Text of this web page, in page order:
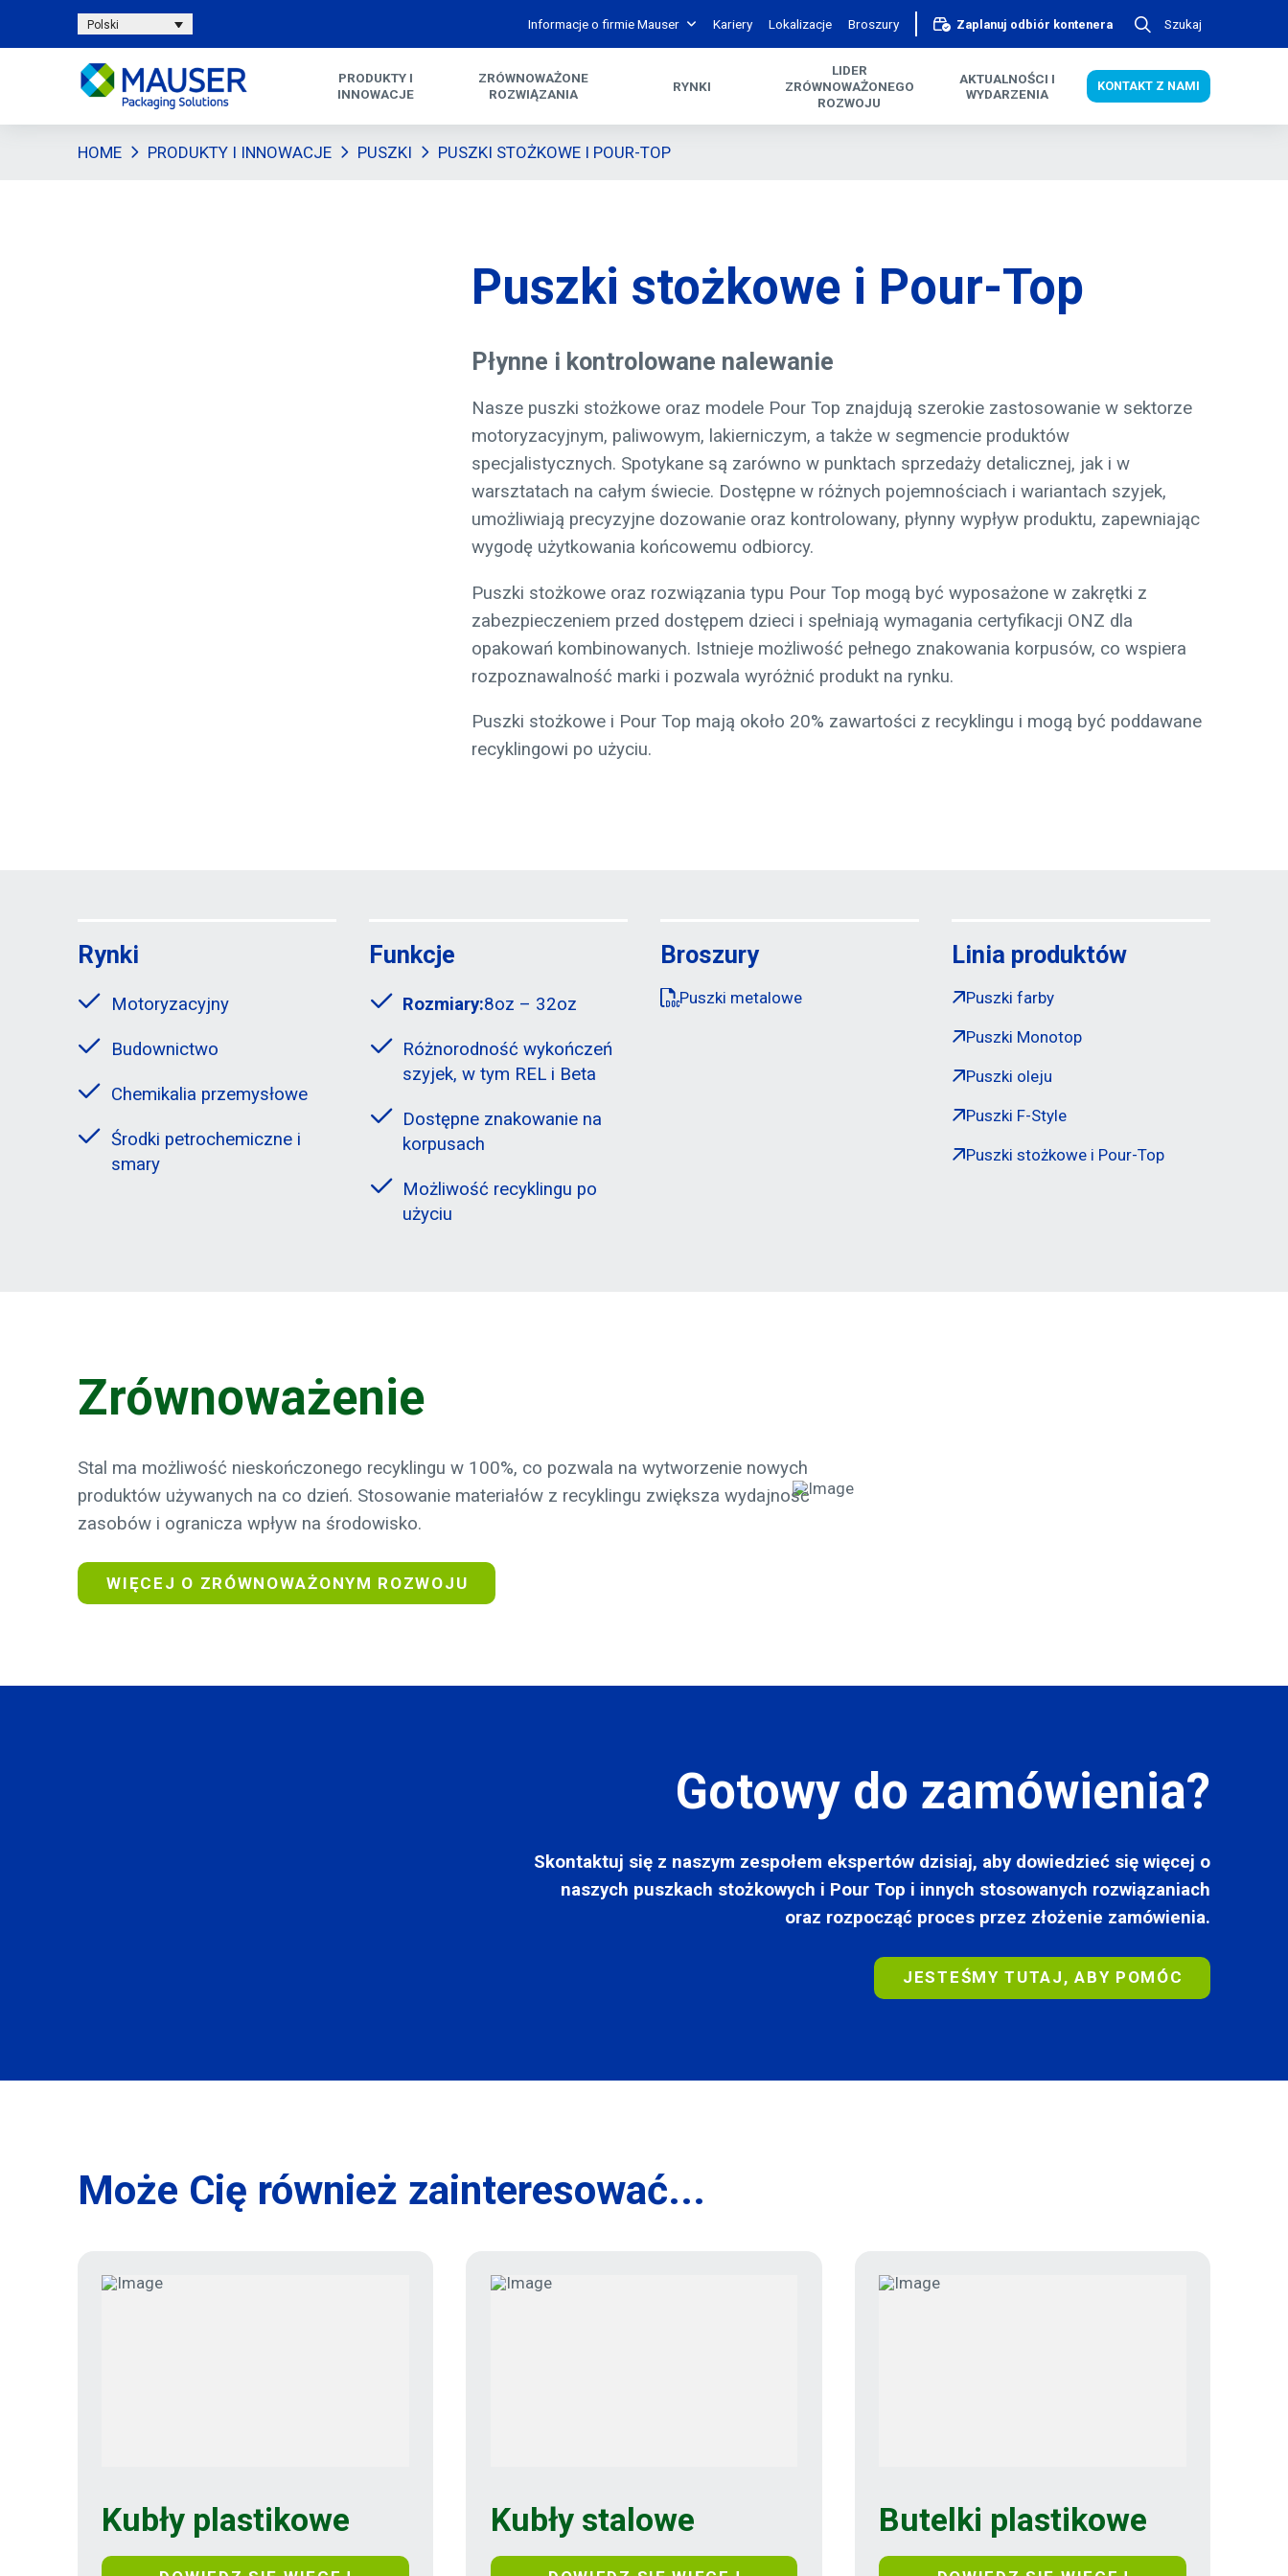
Polski Informacje o firmie Mauser Kariery Lokalizacje Broszury Zaplanuj odbiór kontenera Szukaj
PRODUKTY I
INNOWACJE
ZRÓWNOWAŻONE
ROZWIĄZANIA
RYNKI
LIDER
ZRÓWNOWAŻONEGO
ROZWOJU
AKTUALNOŚCI I
WYDARZENIA
KONTAKT Z NAMI
HOME PRODUKTY I INNOWACJE PUSZKI PUSZKI STOŻKOWE I POUR-TOP
Puszki stożkowe i Pour-Top
Płynne i kontrolowane nalewanie
Nasze puszki stożkowe oraz modele Pour Top znajdują szerokie zastosowanie w sektorze
motoryzacyjnym, paliwowym, lakierniczym, a także w segmencie produktów
specjalistycznych. Spotykane są zarówno w punktach sprzedaży detalicznej, jak i w
warsztatach na całym świecie. Dostępne w różnych pojemnościach i wariantach szyjek,
umożliwiają precyzyjne dozowanie oraz kontrolowany, płynny wypływ produktu, zapewniając
wygodę użytkowania końcowemu odbiorcy.
Puszki stożkowe oraz rozwiązania typu Pour Top mogą być wyposażone w zakrętki z
zabezpieczeniem przed dostępem dzieci i spełniają wymagania certyfikacji ONZ dla
opakowań kombinowanych. Istnieje możliwość pełnego znakowania korpusów, co wspiera
rozpoznawalność marki i pozwala wyróżnić produkt na rynku.
Puszki stożkowe i Pour Top mają około 20% zawartości z recyklingu i mogą być poddawane
recyklingowi po użyciu.
Rynki
Motoryzacyjny
Budownictwo
Chemikalia przemysłowe
Środki petrochemiczne i
smary
Funkcje
Rozmiary:8oz – 32oz
Różnorodność wykończeń
szyjek, w tym REL i Beta
Dostępne znakowanie na
korpusach
Możliwość recyklingu po
użyciu
Broszury
Puszki metalowe
Linia produktów
Puszki farby
Puszki Monotop
Puszki oleju
Puszki F-Style
Puszki stożkowe i Pour-Top
Zrównoważenie
Stal ma możliwość nieskończonego recyklingu w 100%, co pozwala na wytworzenie nowych
produktów używanych na co dzień. Stosowanie materiałów z recyklingu zwiększa wydajność
zasobów i ogranicza wpływ na środowisko.
WIĘCEJ O ZRÓWNOWAŻONYM ROZWOJU
Gotowy do zamówienia?
Skontaktuj się z naszym zespołem ekspertów dzisiaj, aby dowiedzieć się więcej o
naszych puszkach stożkowych i Pour Top i innych stosowanych rozwiązaniach
oraz rozpocząć proces przez złożenie zamówienia.
JESTEŚMY TUTAJ, ABY POMÓC
Może Cię również zainteresować...
Kubły plastikowe Kubły stalowe Butelki plastikowe